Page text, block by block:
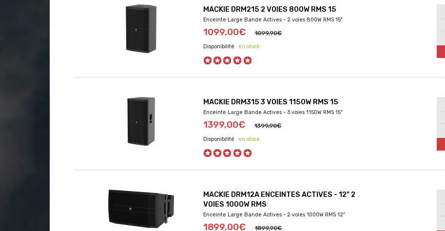
MACKIE DRM215 2 VOIES 800W RMS 15
Enceinte Large Bande Actives - 2 voies 800W RMS 15"
1099,00€ 1099,90€
en stock
MACKIE DRM315 3 VOIES 1150W RMS 15
Enceinte Large Bande Actives - 3 voies 1150W RMS 15"
1399,00€ 1399,90€
en stock
MACKIE DRM12A ENCEINTES ACTIVES - 12" 2
VOIES 1000W RMS
Enceinte Large Bande Actives - 2 voies 1000W RMS 12"
1899,00€ 1899,90€